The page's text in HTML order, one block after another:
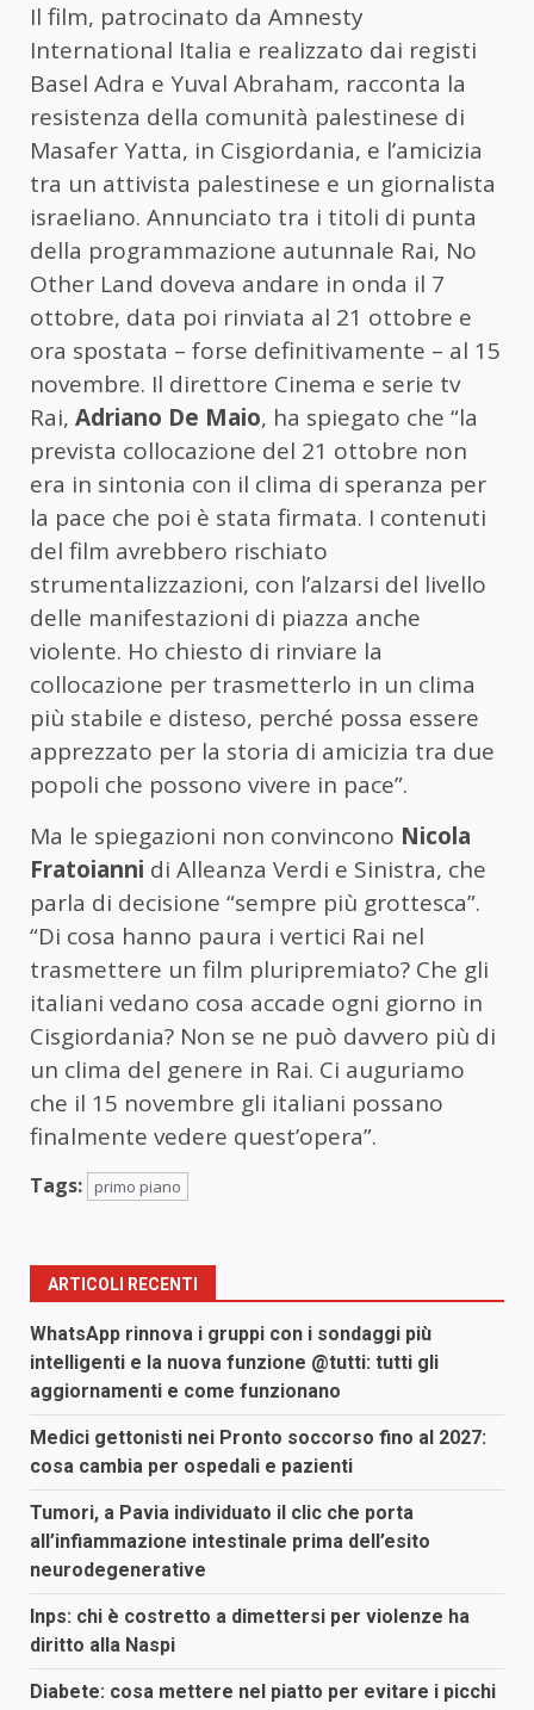
Il film, patrocinato da Amnesty
International Italia e realizzato dai registi
Basel Adra e Yuval Abraham, racconta la
resistenza della comunità palestinese di
Masafer Yatta, in Cisgiordania, e l’amicizia
tra un attivista palestinese e un giornalista
israeliano. Annunciato tra i titoli di punta
della programmazione autunnale Rai, No
Other Land doveva andare in onda il 7
ottobre, data poi rinviata al 21 ottobre e
ora spostata – forse definitivamente – al 15
novembre. Il direttore Cinema e serie tv
Rai, Adriano De Maio, ha spiegato che “la
prevista collocazione del 21 ottobre non
era in sintonia con il clima di speranza per
la pace che poi è stata firmata. I contenuti
del film avrebbero rischiato
strumentalizzazioni, con l’alzarsi del livello
delle manifestazioni di piazza anche
violente. Ho chiesto di rinviare la
collocazione per trasmetterlo in un clima
più stabile e disteso, perché possa essere
apprezzato per la storia di amicizia tra due
popoli che possono vivere in pace”.
Ma le spiegazioni non convincono Nicola
Fratoianni di Alleanza Verdi e Sinistra, che
parla di decisione “sempre più grottesca”.
“Di cosa hanno paura i vertici Rai nel
trasmettere un film pluripremiato? Che gli
italiani vedano cosa accade ogni giorno in
Cisgiordania? Non se ne può davvero più di
un clima del genere in Rai. Ci auguriamo
che il 15 novembre gli italiani possano
finalmente vedere quest’opera”.
Tags: primo piano
ARTICOLI RECENTI
WhatsApp rinnova i gruppi con i sondaggi più
intelligenti e la nuova funzione @tutti: tutti gli
aggiornamenti e come funzionano
Medici gettonisti nei Pronto soccorso fino al 2027:
cosa cambia per ospedali e pazienti
Tumori, a Pavia individuato il clic che porta
all’infiammazione intestinale prima dell’esito
neurodegenerative
Inps: chi è costretto a dimettersi per violenze ha
diritto alla Naspi
Diabete: cosa mettere nel piatto per evitare i picchi